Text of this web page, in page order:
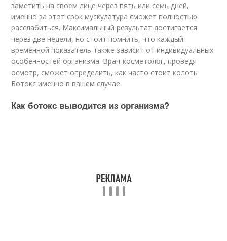
заметить на своем лице через пять или семь дней,
именно за этот срок мускулатура сможет полностью
расслабиться. Максимальный результат достигается
через две недели, но стоит помнить, что каждый
временной показатель также зависит от индивидуальных
особенностей организма. Врач-косметолог, проведя
осмотр, сможет определить, как часто стоит колоть
Ботокс именно в вашем случае.
Как ботокс выводится из организма?